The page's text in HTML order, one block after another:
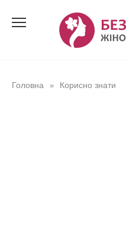
Головна » Корисно знати